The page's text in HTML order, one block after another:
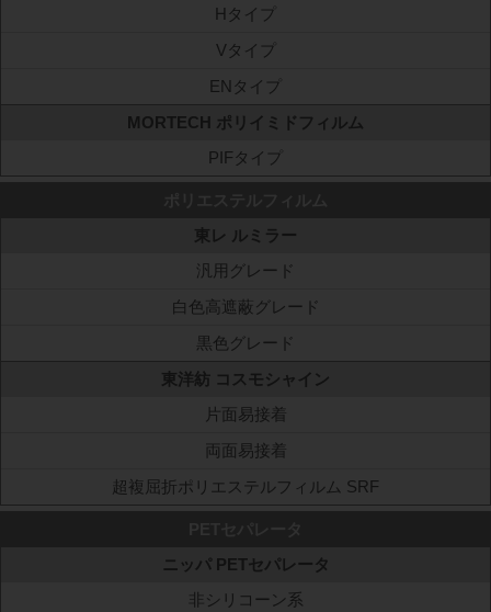
Hタイプ
Vタイプ
ENタイプ
MORTECH ポリイミドフィルム
PIFタイプ
東レ ルミラー
汎用グレード
白色高遮蔽グレード
黒色グレード
東洋紡 コスモシャイン
片面易接着
両面易接着
超複屈折ポリエステルフィルム SRF
ニッパ PETセパレータ
非シリコーン系